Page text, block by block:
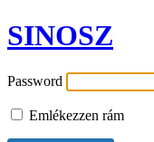
SINOSZ
Password
Emlékezzen rám